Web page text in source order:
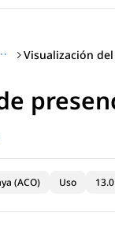
(ACO) Uso 13.0